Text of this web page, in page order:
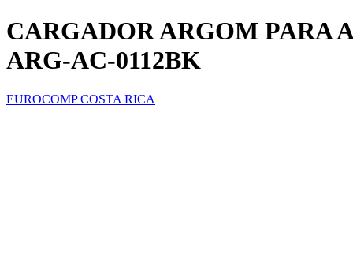
CARGADOR ARGOM PARA
ARG-AC-0112BK
EUROCOMP COSTA RICA